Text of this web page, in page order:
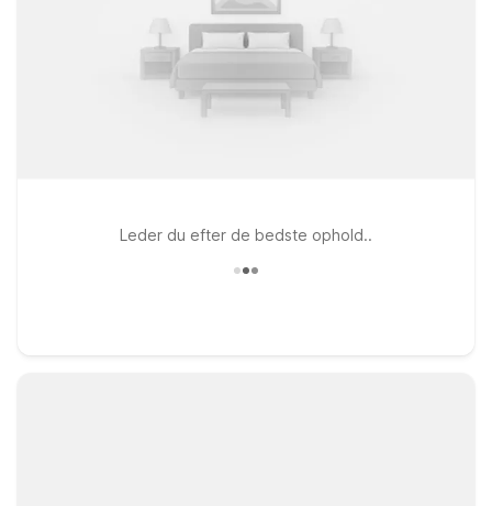
Leder du efter de bedste ophold..